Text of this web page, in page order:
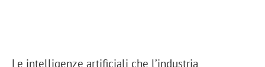
Le intelligenze artificiali che l’industria